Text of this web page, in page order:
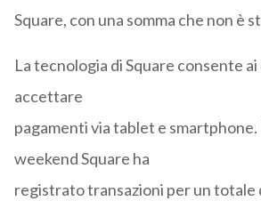
Square, con una somma che non è
La tecnologia di Square consente
accettare
pagamenti via tablet e smartphone.
weekend Square ha
registrato transazioni per un totale